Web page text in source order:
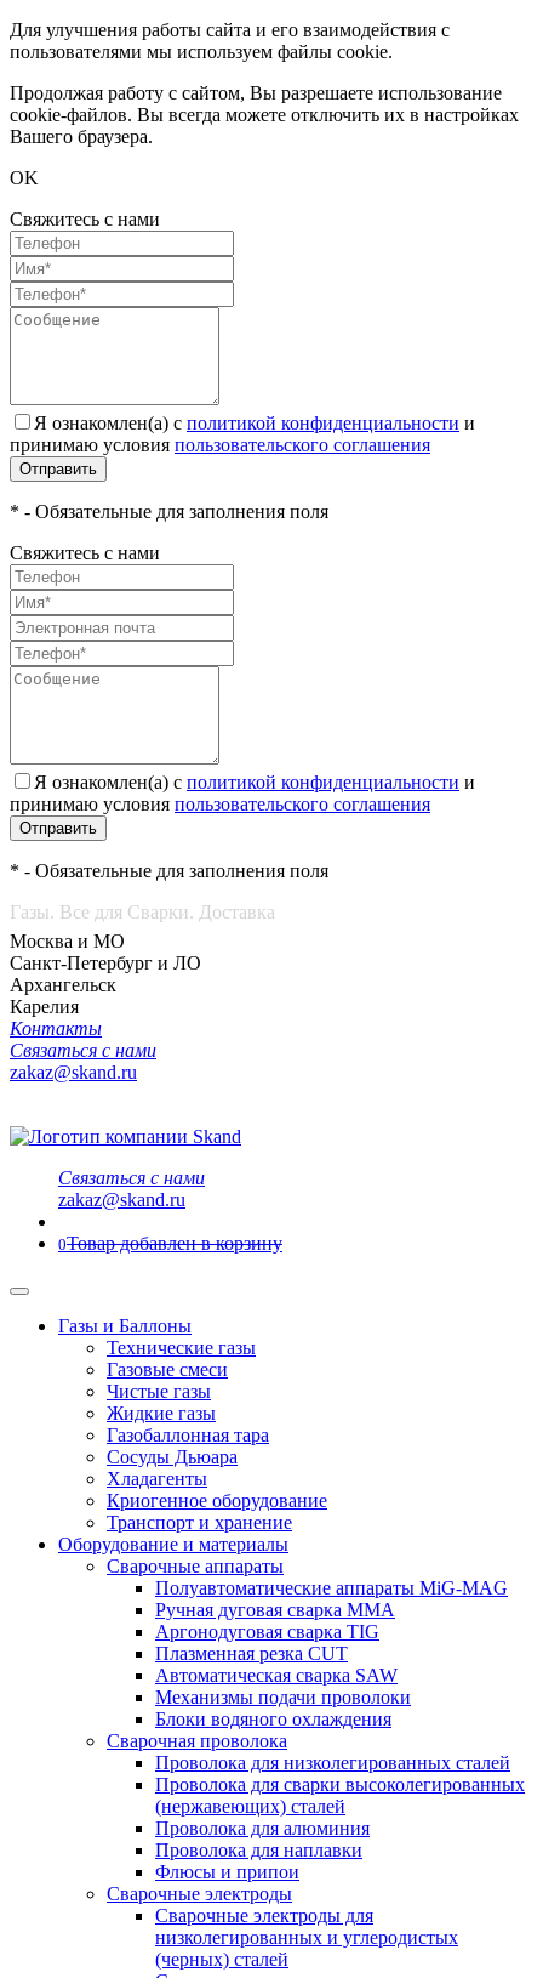
Для улучшения работы сайта и его взаимодействия с
пользователями мы используем файлы cookie.
Продолжая работу с сайтом, Вы разрешаете использование
cookie-файлов. Вы всегда можете отключить их в настройках
Вашего браузера.
OK
Свяжитесь с нами
Я ознакомлен(а) с политикой конфиденциальности и
принимаю условия пользовательского соглашения
Отправить
* - Обязательные для заполнения поля
Свяжитесь с нами
Я ознакомлен(а) с политикой конфиденциальности и
принимаю условия пользовательского соглашения
Отправить
* - Обязательные для заполнения поля
Газы. Все для Сварки. Доставка
Москва и МО
Санкт-Петербург и ЛО
Архангельск
Карелия
Контакты
Связаться с нами
zakaz@skand.ru
Связаться с нами
zakaz@skand.ru
0Товар добавлен в корзину
Газы и Баллоны
Технические газы
Газовые смеси
Чистые газы
Жидкие газы
Газобаллонная тара
Сосуды Дьюара
Хладагенты
Криогенное оборудование
Транспорт и хранение
Оборудование и материалы
Сварочные аппараты
Полуавтоматические аппараты MiG-MAG
Ручная дуговая сварка MMA
Аргонодуговая сварка TIG
Плазменная резка CUT
Автоматическая сварка SAW
Механизмы подачи проволоки
Блоки водяного охлаждения
Сварочная проволока
Проволока для низколегированных сталей
Проволока для сварки высоколегированных
(нержавеющих) сталей
Проволока для алюминия
Проволока для наплавки
Флюсы и припои
Сварочные электроды
Сварочные электроды для
низколегированных и углеродистых
(черных) сталей